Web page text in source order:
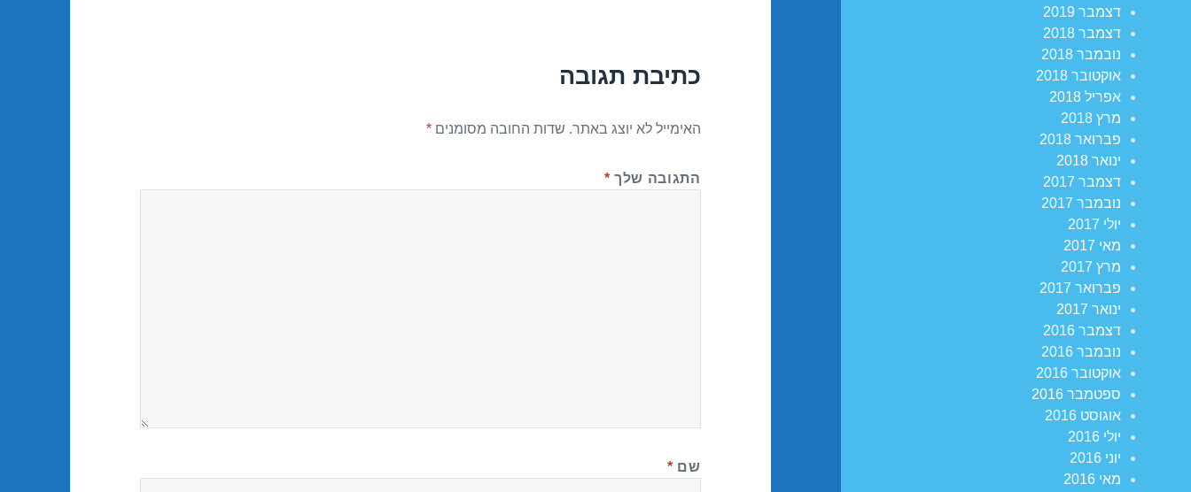
דצמבר 2019
דצמבר 2018
נובמבר 2018
אוקטובר 2018
אפריל 2018
מרץ 2018
פברואר 2018
ינואר 2018
דצמבר 2017
נובמבר 2017
יולי 2017
מאי 2017
מרץ 2017
פברואר 2017
ינואר 2017
דצמבר 2016
נובמבר 2016
אוקטובר 2016
ספטמבר 2016
אוגוסט 2016
יולי 2016
יוני 2016
מאי 2016
כתיבת תגובה
האימייל לא יוצג באתר. שדות החובה מסומנים*
התגובה שלך *
שם *